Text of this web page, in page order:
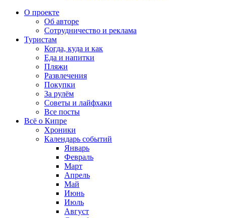
О проекте
Об авторе
Сотрудничество и реклама
Туристам
Когда, куда и как
Еда и напитки
Пляжи
Развлечения
Покупки
За рулём
Советы и лайфхаки
Все посты
Всё о Кипре
Хроники
Календарь событий
Январь
Февраль
Март
Апрель
Май
Июнь
Июль
Август